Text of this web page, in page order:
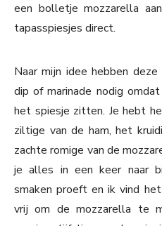
een bolletje mozzarella
tapasspiesjes direct.
Naar mijn idee hebben
dip of marinade nodig
het spiesje zitten. Je hebt
ziltige van de ham, het
zachte romige van de
je alles in een keer naar
smaken proeft en ik vind
vrij om de mozzarella te